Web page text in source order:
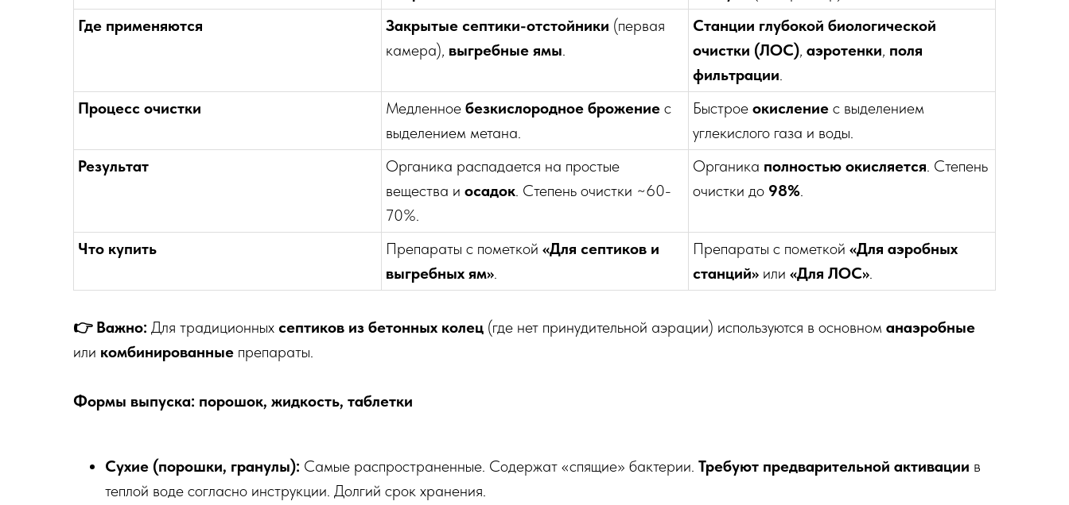
Где применяются
Закрытые септики-отстойники (первая
камера), выгребные ямы.
Станции глубокой биологической
очистки (ЛОС), аэротенки, поля
фильтрации.
Процесс очистки
Медленное безкислородное брожение с
выделением метана.
Быстрое окисление с выделением
углекислого газа и воды.
Результат
Органика распадается на простые
вещества и осадок. Степень очистки ~60-
70%.
Органика полностью окисляется. Степень
очистки до 98%.
Что купить Препараты с пометкой «Для септиков и
выгребных ям».
Препараты с пометкой «Для аэробных
станций» или «Для ЛОС».
👉 Важно: Для традиционных септиков из бетонных колец (где нет принудительной аэрации) используются в основном анаэробные
или комбинированные препараты.
Формы выпуска: порошок, жидкость, таблетки
Сухие (порошки, гранулы): Самые распространенные. Содержат «спящие» бактерии. Требуют предварительной активации в
теплой воде согласно инструкции. Долгий срок хранения.